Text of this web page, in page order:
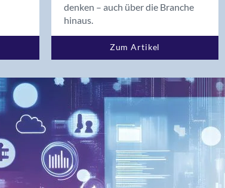
Birsfelden
Bolligen
Bonaduz
Bonstetten
Bottighofen
Bremgarten bei Bern
denken – auch über die Branche
hinaus.
Zum Artikel